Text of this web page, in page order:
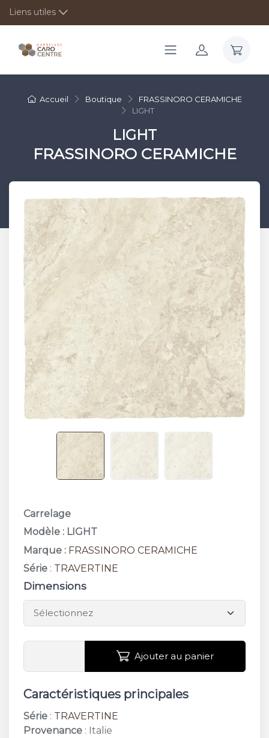
Liens utiles
Accueil Boutique
FRASSINORO CERAMICHE
LIGHT
LIGHT
FRASSINORO CERAMICHE
Carrelage
Modèle : LIGHT
Marque : FRASSINORO CERAMICHE
Série : TRAVERTINE
Dimensions
Ajouter au panier
Caractéristiques principales
Série : TRAVERTINE
Provenance : Italie